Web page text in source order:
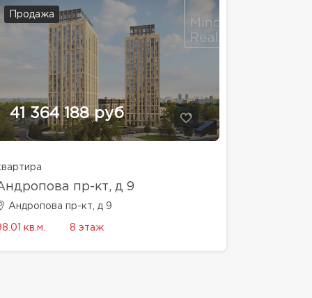
Продажа
41 364 188 руб
пр-кт, д 9
Андропова пр-кт, д 9
кв.м. 8 этаж